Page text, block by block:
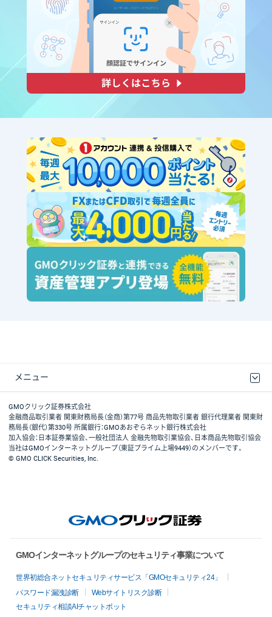
メニュー
取引規程・約款
最良執行方針
ディスクレイマー
リスク説明
GMOクリック証券ホームページ
GMOクリック証券株式会社
金融商品取引業者 関東財務局長（金商）第77号 商品先物取引業者 銀行代理業者 関東財
務局長（銀代）第330号 所属銀行：GMOあおぞらネット銀行株式会社
加入協会：日本証券業協会、一般社団法人 金融先物取引業協会、日本商品先物取引協会
当社はGMOインターネットグループ（東証プライム上場9449）のメンバーです。
© GMO CLICK Securities, Inc.
GMOインターネットグループのセキュリティ事業について
世界初総合ネットセキュリティサービス「GMOセキュリティ24」
パスワード漏洩診断
Webサイトリスク診断
セキュリティ相談AIチャットボット